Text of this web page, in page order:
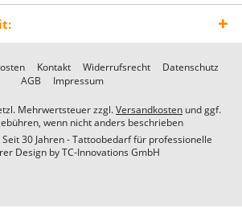
Kontakt Widerrufsrecht
Datenschutz
AGB
Impressum
Mehrwertsteuer zzgl.Versandkosten und ggf.
wenn nicht anders beschrieben
30 Jahren - Tattoobedarf für professionelle
Design byTC-Innovations GmbH